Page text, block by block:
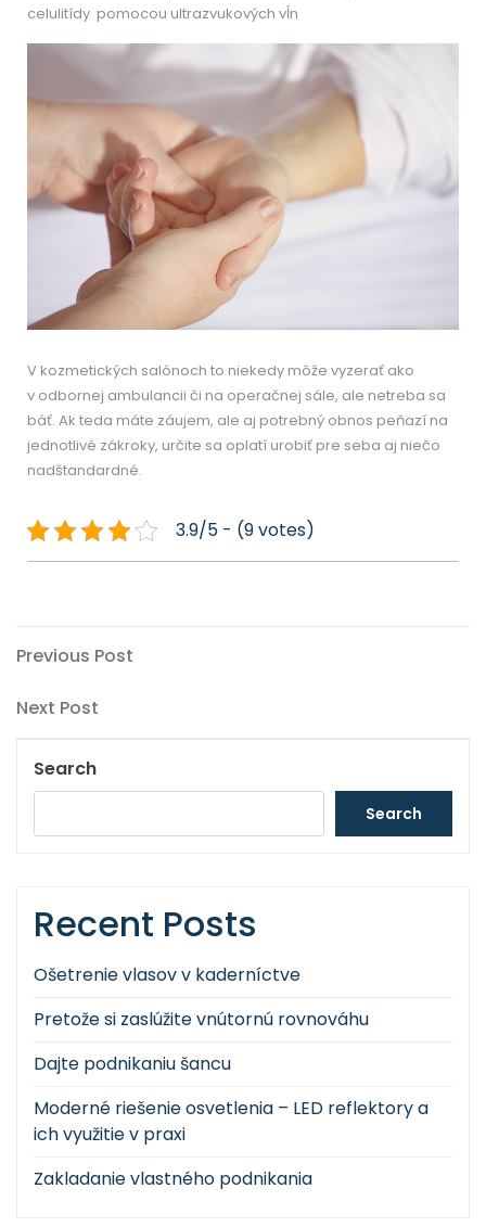
celulitídy pomocou ultrazvukových vĺn
V kozmetických salónoch to niekedy môže vyzerať ako
v odbornej ambulancii či na operačnej sále, ale netreba sa
báť. Ak teda máte záujem, ale aj potrebný obnos peňazí na
jednotlivé zákroky, určite sa oplatí urobiť pre seba aj niečo
nadštandardné.
3.9/5 - (9 votes)
Post
navigation
Previous
Previous Post
Next
Next Post
Search
Search
Recent Posts
Ošetrenie vlasov v kaderníctve
Pretože si zaslúžite vnútornú rovnováhu
Dajte podnikaniu šancu
Moderné riešenie osvetlenia – LED reflektory a
ich využitie v praxi
Zakladanie vlastného podnikania